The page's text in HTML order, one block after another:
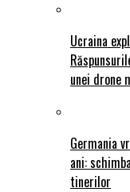
Ucraina
unei drone
Germania
ani:
tinerilor